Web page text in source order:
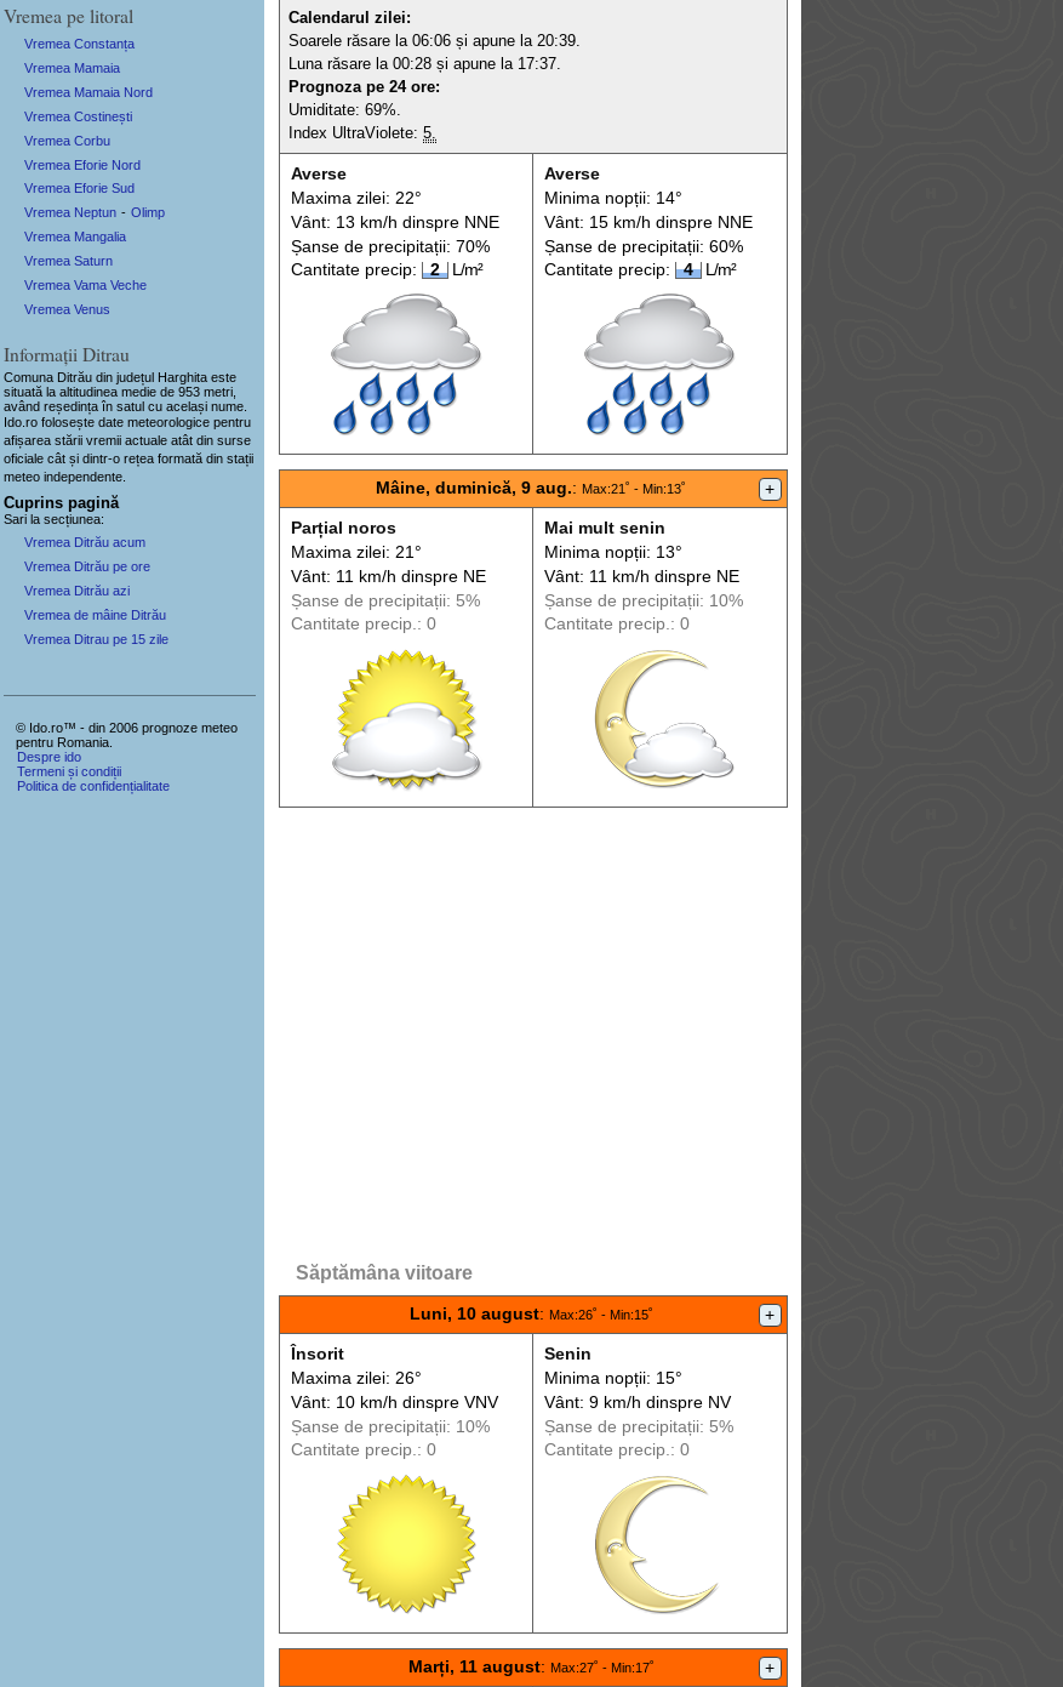
Calendarul zilei:
Soarele răsare la 06:06 și apune la 20:39.
Luna răsare la 00:28 și apune la 17:37.
Prognoza pe 24 ore:
Umiditate: 69%.
Index UltraViolete:5.
Averse
Maxima zilei: 22°
Vânt: 13 km/h dinspreNNE
Șanse de precipitații: 70%
Cantitate precip:
2 L/m²
Averse
Minima nopții: 14°
Vânt: 15 km/h dinspreNNE
Șanse de precipitații: 60%
Cantitate precip:
4 L/m²
Mâine, duminică, 9 aug.:Max:21˚ - Min:13˚ +
Parțial noros
Maxima zilei: 21°
Vânt: 11 km/h dinspreNE
Șanse de precipitații: 5%
Cantitate precip.: 0
Mai mult senin
Minima nopții: 13°
Vânt: 11 km/h dinspreNE
Șanse de precipitații: 10%
Cantitate precip.: 0
Săptămâna viitoare
Luni, 10 august: Max:26˚ - Min:15˚ +
Însorit
Maxima zilei: 26°
Vânt: 10 km/h dinspreVNV
Șanse de precipitații: 10%
Cantitate precip.: 0
Senin
Minima nopții: 15°
Vânt: 9 km/h dinspreNV
Șanse de precipitații: 5%
Cantitate precip.: 0
Marți, 11 august: Max:27˚ - Min:17˚ +
Vremea pe litoral
Vremea Constanța
Vremea Mamaia
Vremea Mamaia Nord
Vremea Costinești
Vremea Corbu
Vremea Eforie Nord
Vremea Eforie Sud
Vremea Neptun - Olimp
Vremea Mangalia
Vremea Saturn
Vremea Vama Veche
Vremea Venus
Informații Ditrau
Comuna Ditrău din județul Harghita este
situată la altitudinea medie de 953 metri,
având reședința în satul cu același nume.
Ido.ro folosește date meteorologice pentru
afișarea stării vremii actuale atât din surse
oficiale cât și dintr-o rețea formată din stații
meteoindependente
Cuprins pagină
Sari la secțiunea:
Vremea Ditrău acum
Vremea Ditrău pe ore
Vremea Ditrău azi
Vremea de mâine Ditrău
Vremea Ditrau pe 15 zile
© Ido.ro™ - din 2006 prognoze meteo
pentru Romania.
Despre ido
Termeni și condiții
Politica de confidențialitate